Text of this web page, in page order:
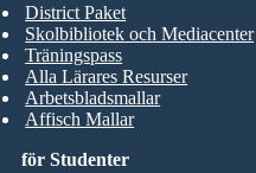
för Studenter
District Paket
Skolbibliotek och Mediacenter
Träningspass
Alla Lärares Resurser
Arbetsbladsmallar
Affisch Mallar